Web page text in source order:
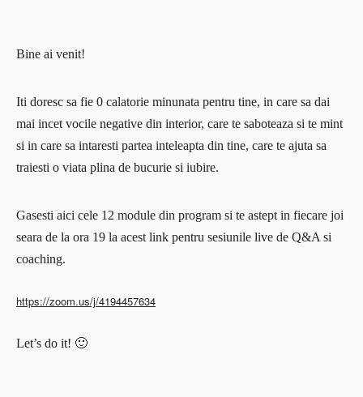
Bine ai venit!
Iti doresc sa fie 0 calatorie minunata pentru tine, in care sa dai
mai incet vocile negative din interior, care te saboteaza si te mint
si in care sa intaresti partea inteleapta din tine, care te ajuta sa
traiesti o viata plina de bucurie si iubire.
Gasesti aici cele 12 module din program si te astept in fiecare joi
seara de la ora 19 la acest link pentru sesiunile live de Q&A si
coaching.
https://zoom.us/j/4194457634
Let’s do it! 🙂